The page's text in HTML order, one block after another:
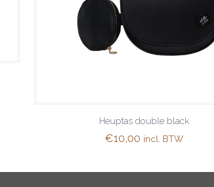
Heuptas double black
€10,00 incl. BTW